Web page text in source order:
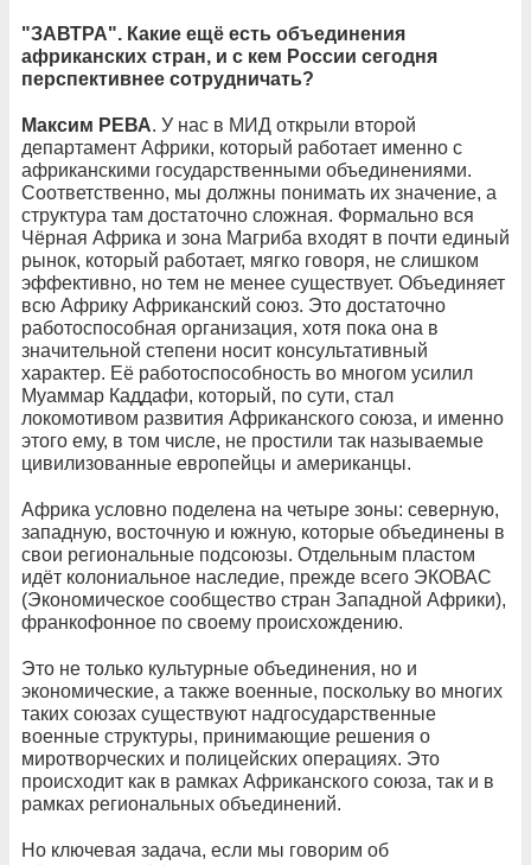
"ЗАВТРА". Какие ещё есть объединения
африканских стран, и с кем России сегодня
перспективнее сотрудничать?
Максим РЕВА. У нас в МИД открыли второй
департамент Африки, который работает именно с
африканскими государственными объединениями.
Соответственно, мы должны понимать их значение, а
структура там достаточно сложная. Формально вся
Чёрная Африка и зона Магриба входят в почти единый
рынок, который работает, мягко говоря, не слишком
эффективно, но тем не менее существует. Объединяет
всю Африку Африканский союз. Это достаточно
работоспособная организация, хотя пока она в
значительной степени носит консультативный
характер. Её работоспособность во многом усилил
Муаммар Каддафи, который, по сути, стал
локомотивом развития Африканского союза, и именно
этого ему, в том числе, не простили так называемые
цивилизованные европейцы и американцы.
Африка условно поделена на четыре зоны: северную,
западную, восточную и южную, которые объединены в
свои региональные подсоюзы. Отдельным пластом
идёт колониальное наследие, прежде всего ЭКОВАС
(Экономическое сообщество стран Западной Африки),
франкофонное по своему происхождению.
Это не только культурные объединения, но и
экономические, а также военные, поскольку во многих
таких союзах существуют надгосударственные
военные структуры, принимающие решения о
миротворческих и полицейских операциях. Это
происходит как в рамках Африканского союза, так и в
рамках региональных объединений.
Но ключевая задача, если мы говорим об